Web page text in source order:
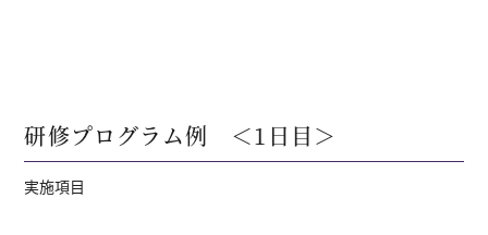
研修プログラム例 ＜1日目＞
実施項目